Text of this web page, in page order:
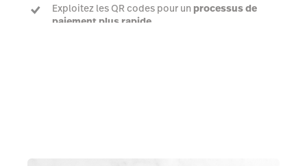
Exploitez les QR codes pour un processus de
paiement plus rapide